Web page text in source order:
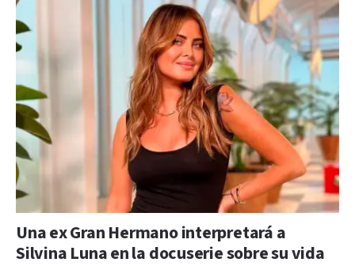
Una ex Gran Hermano interpretará a
Silvina Luna en la docuserie sobre su vida